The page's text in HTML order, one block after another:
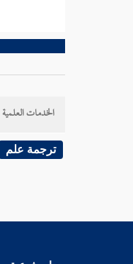
الخدمات العلمية
ترجمة علم